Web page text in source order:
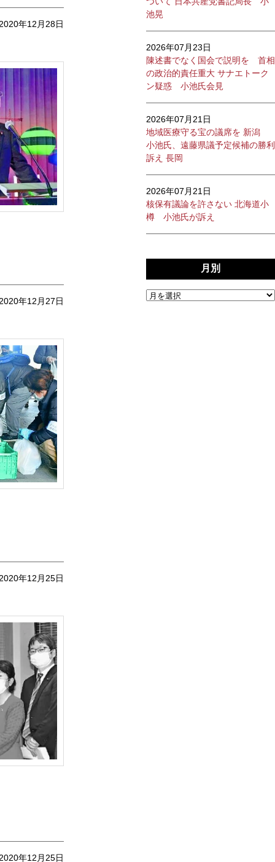
年12月28日
年12月27日
年12月25日
年12月25日
池晃
2026年07月23日
陳述書でなく国会で説明を 首相
の政治的責任重大 サナエトーク
ン疑惑 小池氏会見
2026年07月21日
地域医療守る宝の議席を 新潟
小池氏、遠藤県議予定候補の勝利
訴え 長岡
2026年07月21日
核保有議論を許さない 北海道小
樽 小池氏が訴え
月別